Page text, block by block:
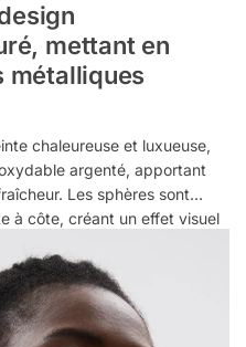
mettant en
métalliques
chaleureuse et luxueuse,
argenté, apportant
Les sphères sont
à côte, créant un effet visuel
ou habillée, tout
discrète mais
pour toute garde-